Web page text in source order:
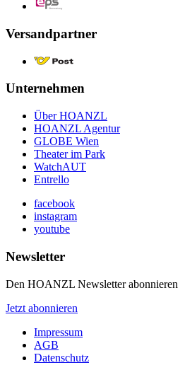
Versandpartner
Unternehmen
Über HOANZL
HOANZL Agentur
GLOBE Wien
Theater im Park
WatchAUT
Entrello
facebook
instagram
youtube
Newsletter
Den HOANZL Newsletter abonnieren
Jetzt abonnieren
Impressum
AGB
Datenschutz